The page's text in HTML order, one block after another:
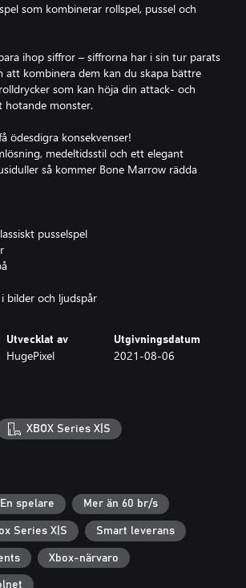
som kombinerar rollspel, pussel och
ihop siffror – siffrorna har i sin tur parats
att kombinera dem kan du skapa bättre
som kan höja din attack- och
hotande monster.
ödesdigra konsekvenser!
medeltidsstil och ett elegant
så kommer Bone Marrow rädda
pusselspel
bilder och ljudspår
Utvecklat av
HugePixel
Utgivningsdatum
2021-08-06
XBOX Series X|S
En spelare Mer än 60 br/s
Series X|S Smart leverans
Xbox-närvaro